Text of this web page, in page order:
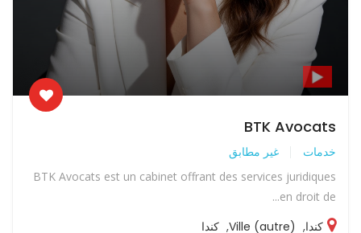
BTK Avocats
خدمات غير مطابق
BTK Avocats est un cabinet offrant des services juridiques
en droit de...
كندا,
Ville (autre)
, كندا